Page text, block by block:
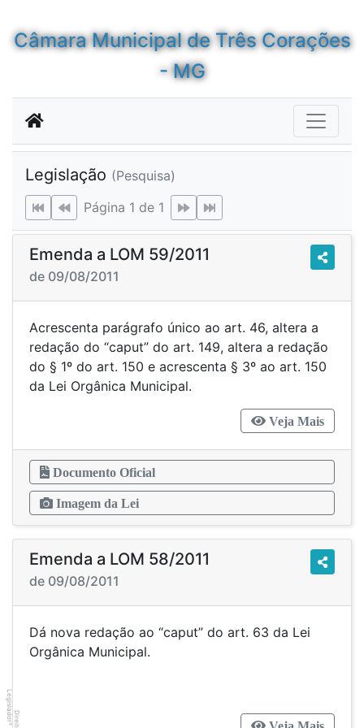
Câmara Municipal de Três Corações
- MG
Legislação (Pesquisa)
Página 1 de 1
Emenda a LOM 59/2011
de 09/08/2011
Acrescenta parágrafo único ao art. 46, altera a
redação do “caput” do art. 149, altera a redação
do § 1º do art. 150 e acrescenta § 3º ao art. 150
da Lei Orgânica Municipal.
Veja Mais
Documento Oficial
Imagem da Lei
Emenda a LOM 58/2011
de 09/08/2011
Dá nova redação ao “caput” do art. 63 da Lei
Orgânica Municipal.
Legislador
®